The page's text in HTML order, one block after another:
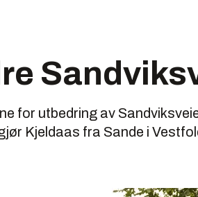
for utbedring av
Kjeldaas fra Sande i